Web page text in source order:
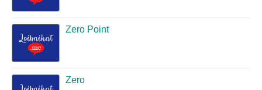
Zero Point
Zero